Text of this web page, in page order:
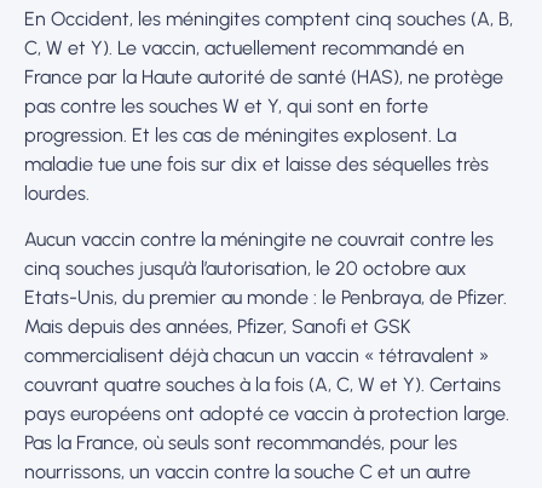
En Occident, les méningites comptent cinq souches (A, B,
C, W et Y). Le vaccin, actuellement recommandé en
France par la Haute autorité de santé (HAS), ne protège
pas contre les souches W et Y, qui sont en forte
progression. Et les cas de méningites explosent. La
maladie tue une fois sur dix et laisse des séquelles très
lourdes.
Aucun vaccin contre la méningite ne couvrait contre les
cinq souches jusqu’à l’autorisation, le 20 octobre aux
Etats-Unis, du premier au monde : le Penbraya, de Pfizer.
Mais depuis des années, Pfizer, Sanofi et GSK
commercialisent déjà chacun un vaccin « tétravalent »
couvrant quatre souches à la fois (A, C, W et Y). Certains
pays européens ont adopté ce vaccin à protection large.
Pas la France, où seuls sont recommandés, pour les
nourrissons, un vaccin contre la souche C et un autre